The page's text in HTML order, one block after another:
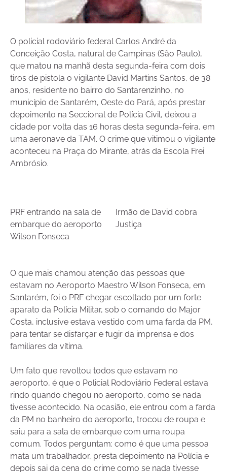
O policial rodoviário federal Carlos André da
Conceição Costa, natural de Campinas (São Paulo),
que matou na manhã desta segunda-feira com dois
tiros de pistola o vigilante David Martins Santos, de 38
anos, residente no bairro do Santarenzinho, no
município de Santarém, Oeste do Pará, após prestar
depoimento na Seccional de Polícia Civil, deixou a
cidade por volta das 16 horas desta segunda-feira, em
uma aeronave da TAM. O crime que vitimou o vigilante
aconteceu na Praça do Mirante, atrás da Escola Frei
Ambrósio.
PRF entrando na sala de
embarque do aeroporto
Wilson Fonseca
Irmão de David cobra
Justiça
O que mais chamou atenção das pessoas que
estavam no Aeroporto Maestro Wilson Fonseca, em
Santarém, foi o PRF chegar escoltado por um forte
aparato da Polícia Militar, sob o comando do Major
Costa, inclusive estava vestido com uma farda da PM,
para tentar se disfarçar e fugir da imprensa e dos
familiares da vítima.
Um fato que revoltou todos que estavam no
aeroporto, é que o Policial Rodoviário Federal estava
rindo quando chegou no aeroporto, como se nada
tivesse acontecido. Na ocasião, ele entrou com a farda
da PM no banheiro do aeroporto, trocou de roupa e
saiu para a sala de embarque com uma roupa
comum. Todos perguntam: como é que uma pessoa
mata um trabalhador, presta depoimento na Polícia e
depois sai da cena do crime como se nada tivesse